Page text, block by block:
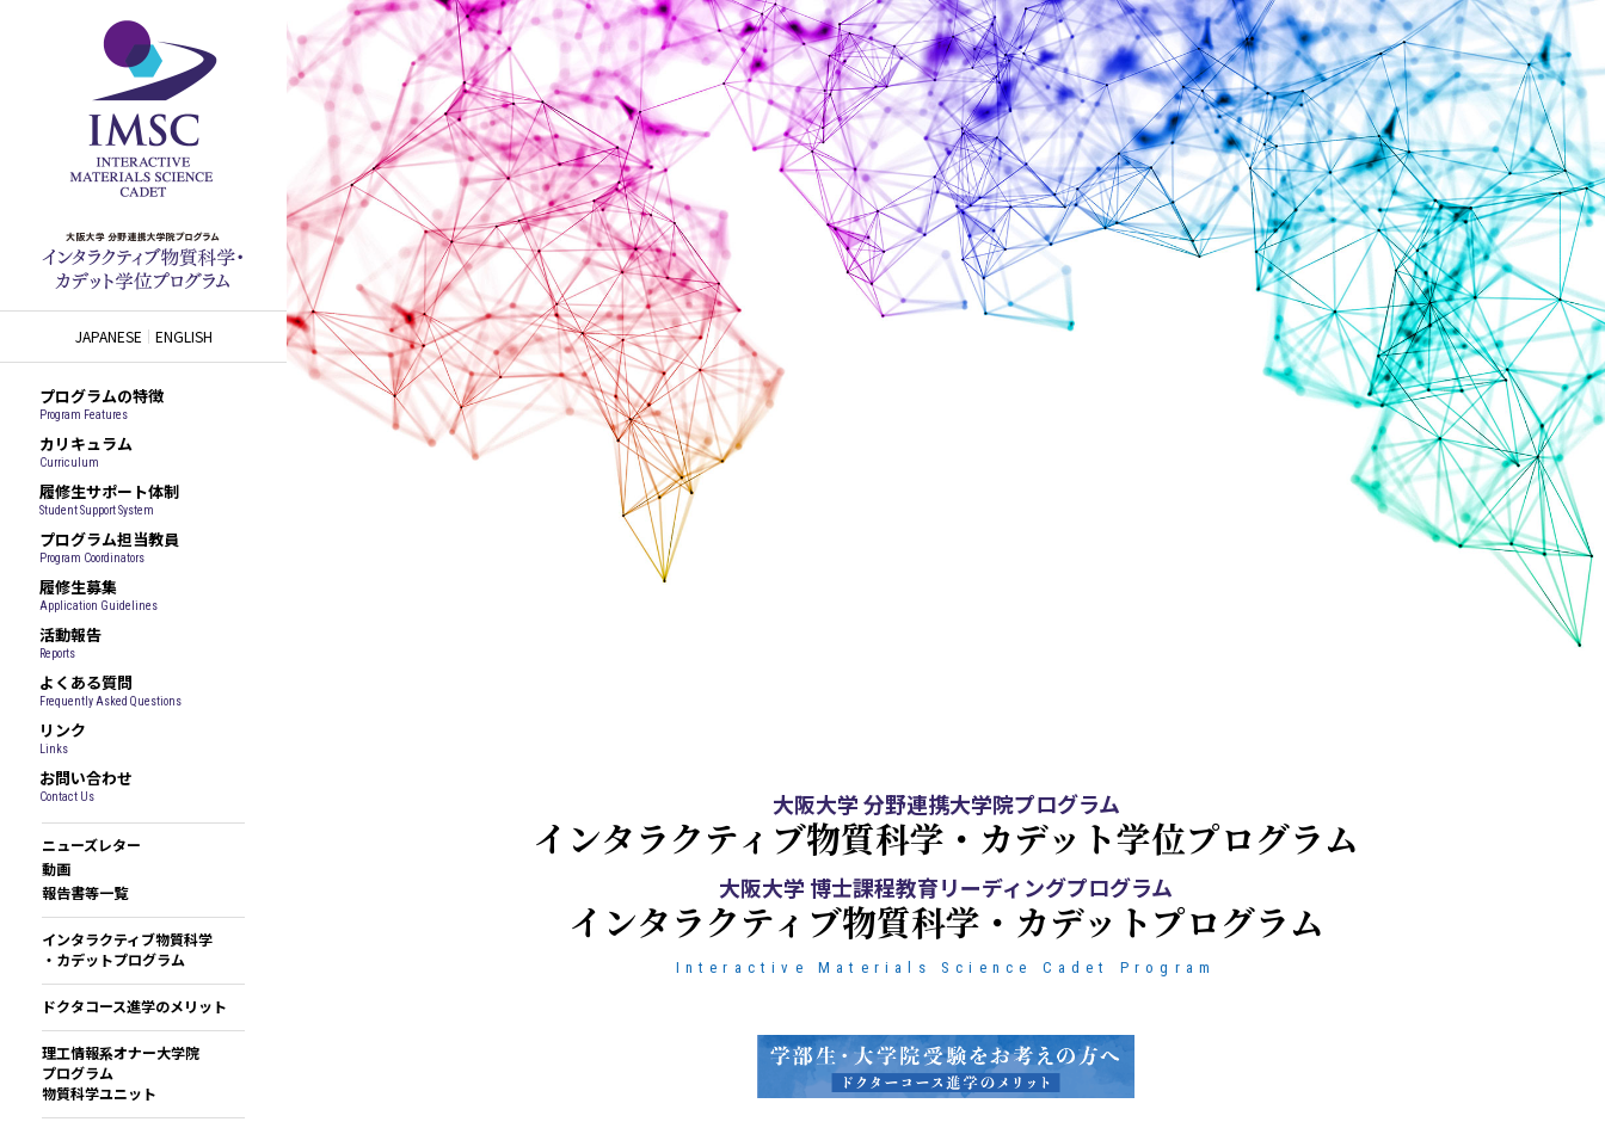
JAPANESE ENGLISH
プログラムの特徴
Program Features
カリキュラム
Curriculum
履修生サポート体制
Student Support System
プログラム担当教員
Program Coordinators
履修生募集
Application Guidelines
活動報告
Reports
よくある質問
Frequently Asked Questions
リンク
Links
お問い合わせ
Contact Us
ニューズレター
動画
報告書等一覧
インタラクティブ物質科学
・カデットプログラム
ドクタコース進学のメリット
理工情報系オナー大学院
プログラム
物質科学ユニット
大阪大学 分野連携大学院プログラム
インタラクティブ物質科学・ カデット学位プログラム
大阪大学 博士課程教育リーディングプログラム
インタラクティブ物質科学・ カデットプログラム
Interactive Materials Science Cadet Program